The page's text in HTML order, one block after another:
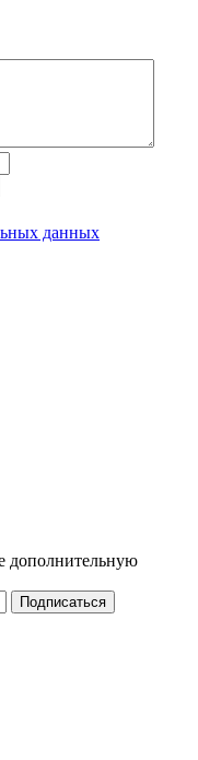
данных
дополнительную